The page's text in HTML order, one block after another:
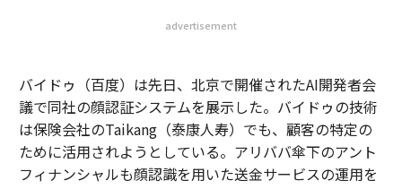
advertisement
バイドゥ（百度）は先日、北京で開催されたAI開発者会
議で同社の顔認証システムを展示した。バイドゥの技術
は保険会社のTaikang（泰康人寿）でも、顧客の特定の
ために活用されようとしている。アリババ傘下のアント
フィナンシャルも顔認識を用いた送金サービスの運用を